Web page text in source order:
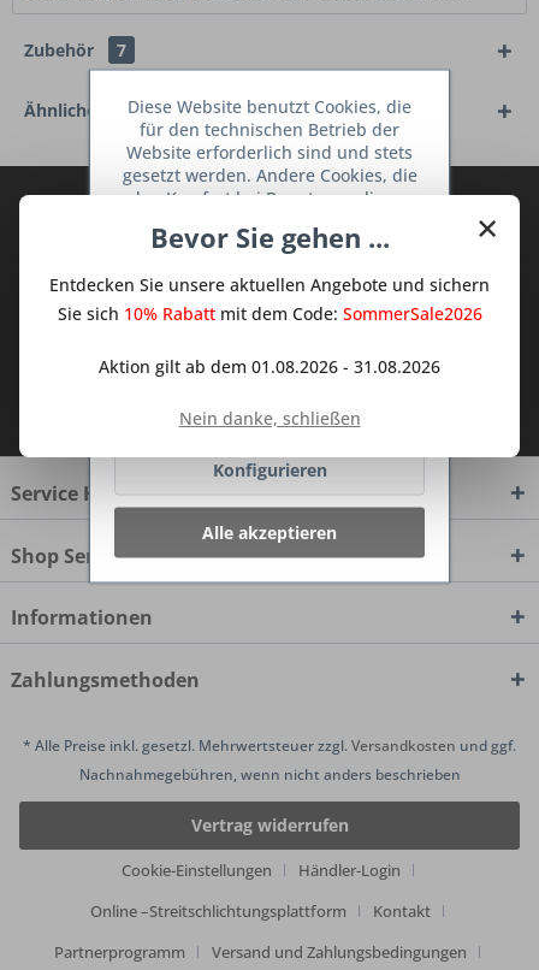
Zubehör 7
Ähnliche Artikel
Abonnieren Sie den kostenlosen Deine
TraumKüche Newsletter und verpassen
Sie keine Neuigkeit oder Aktion mehr aus
dem Traum Küchen - Shop.
zur Kenntnis genommen.
Service Hotline
Shop Service
Informationen
Zahlungsmethoden
* Alle Preise inkl. gesetzl. Mehrwertsteuer zzgl.Versandkosten und ggf.
Nachnahmegebühren, wenn nicht anders beschrieben
Vertrag widerrufen
Cookie-Einstellungen
Händler-Login
Online –Streitschlichtungsplattform
Kontakt
Partnerprogramm
Versand und Zahlungsbedingungen
×
Bevor Sie gehen ...
Entdecken Sie unsere aktuellen Angebote und sichern
Sie sich 10% Rabattmit dem Code: SommerSale2026
Aktion gilt ab dem 01.08.2026 - 31.08.2026
Nein danke, schließen
Diese Website benutzt Cookies, die
für den technischen Betrieb der
Website erforderlich sind und stets
gesetzt werden. Andere Cookies, die
den Komfort bei Benutzung dieser
dienen oder die Interaktion mit
Netzwerken vereinfachen sollen,
werden nur mit Ihrer Zustimmung
Ablehnen
Konfigurieren
Alle akzeptieren